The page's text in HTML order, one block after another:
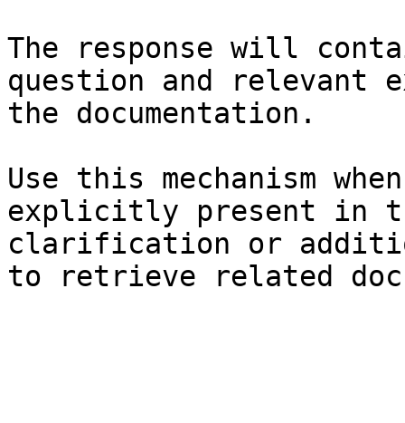
The response will
question and relevant
the documentation.
Use this mechanism
explicitly present in
clarification or